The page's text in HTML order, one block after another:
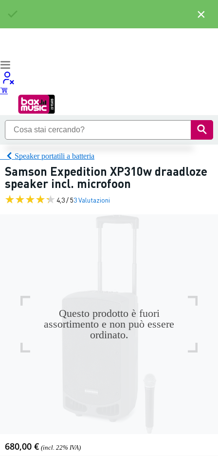
Speaker portatili a batteria
Samson Expedition XP310w draadloze
speaker incl. microfoon
4,3 / 53 Valutazioni
Questo prodotto è fuori
assortimento e non può essere
ordinato.
680,00 € (incl. 22% IVA)
×